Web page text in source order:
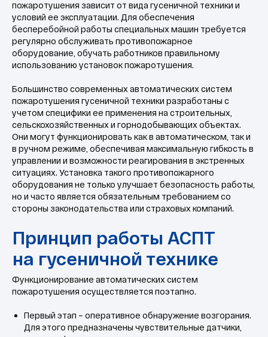
пожаротушения зависит от вида гусеничной техники и
условий ее эксплуатации. Для обеспечения
бесперебойной работы специальных машин требуется
регулярно обслуживать противопожарное
оборудование, обучать работников правильному
использованию установок пожаротушения.
Большинство современных автоматических систем
пожаротушения гусеничной техники разработаны с
учетом специфики ее применения на строительных,
сельскохозяйственных и горнодобывающих объектах.
Они могут функционировать как в автоматическом, так и
в ручном режиме, обеспечивая максимальную гибкость в
управлении и возможности реагирования в экстренных
ситуациях. Установка такого противопожарного
оборудования не только улучшает безопасность работы,
но и часто является обязательным требованием со
стороны законодательства или страховых компаний.
Функционирование автоматических систем
пожаротушения осуществляется поэтапно.
Первый этап – оперативное обнаружение возгорания.
Для этого предназначены чувствительные датчики,